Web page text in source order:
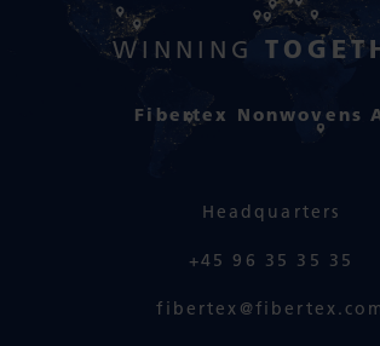
WINNING
Fibertex Nonwovens
Headquarters
+45 96 35 35 35
fibertex@fibertex.com